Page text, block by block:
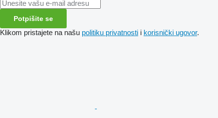
Potpišite se
Klikom pristajete na našu politiku privatnosti i korisnički ugovor.